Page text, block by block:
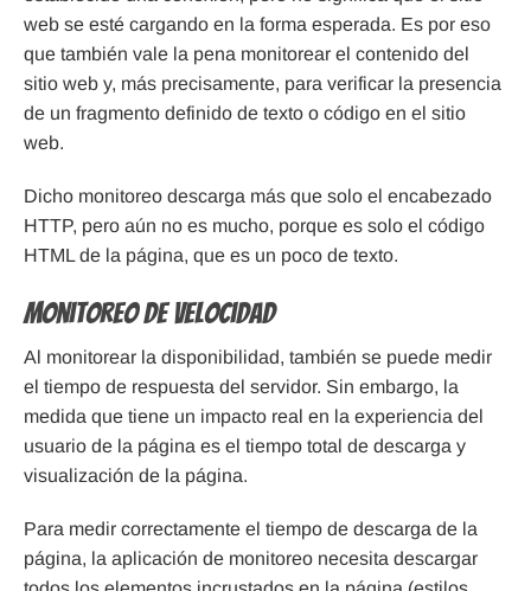
web se esté cargando en la forma esperada. Es por eso
que también vale la pena monitorear el contenido del
sitio web y, más precisamente, para verificar la presencia
de un fragmento definido de texto o código en el sitio
web.
Dicho monitoreo descarga más que solo el encabezado
HTTP, pero aún no es mucho, porque es solo el código
HTML de la página, que es un poco de texto.
Monitoreo de velocidad
Al monitorear la disponibilidad, también se puede medir
el tiempo de respuesta del servidor. Sin embargo, la
medida que tiene un impacto real en la experiencia del
usuario de la página es el tiempo total de descarga y
visualización de la página.
Para medir correctamente el tiempo de descarga de la
página, la aplicación de monitoreo necesita descargar